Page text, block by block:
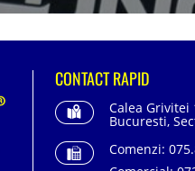
CONTACT RAPID
Calea Grivitei
Bucuresti,
Comenzi: